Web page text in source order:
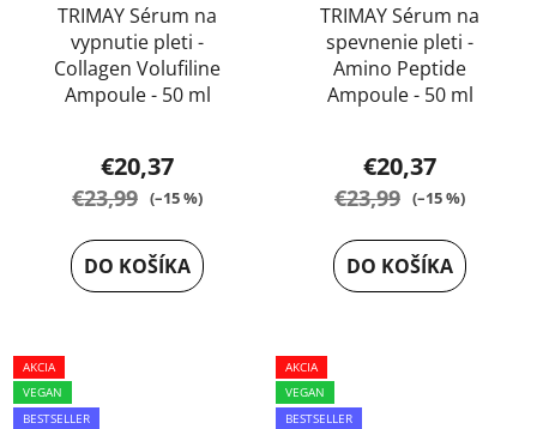
TRIMAY Sérum na
vypnutie pleti -
Collagen Volufiline
Ampoule - 50 ml
hodnotenie
produktu
je
5,0
€20,37
€23,99 (–15 %)
DO KOŠÍKA
TRIMAY Sérum na
spevnenie pleti -
Amino Peptide
Ampoule - 50 ml
hodnotenie
produktu
je
5,0
€20,37
€23,99 (–15 %)
DO KOŠÍKA
AKCIA
VEGAN
BESTSELLER
AKCIA
VEGAN
BESTSELLER